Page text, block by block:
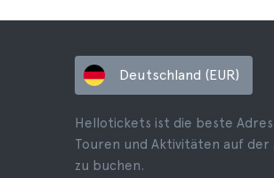
Deutschland (EUR)
Hellotickets ist die beste
Touren und Aktivitäten auf der
zu buchen.